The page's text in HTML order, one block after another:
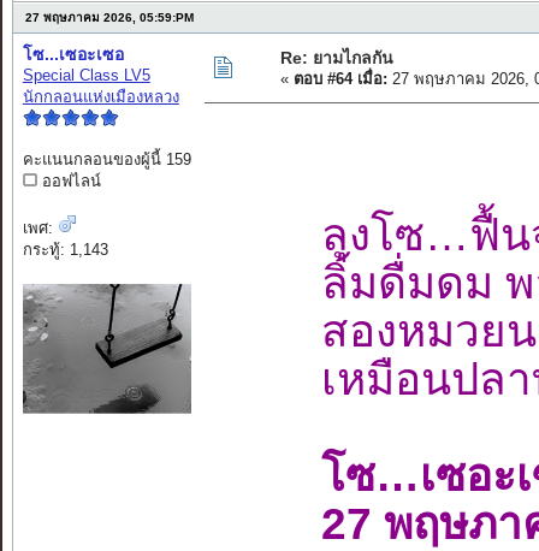
27 พฤษภาคม 2026, 05:59:PM
โซ...เซอะเซอ
Special Class LV5
นักกลอนแห่งเมืองหลวง
คะแนนกลอนของผู้นี้ 159
ออฟไลน์
เพศ:
กระทู้: 1,143
Re: ยามไกลกัน
« ตอบ #64 เมื่อ: 27 พฤษภาคม 2026,
ลุงโซ…ฟื้น
ลิ้มดื่มดม
สองหมวย
เหมือนปล
โซ…เซอะ
27 พฤษภา